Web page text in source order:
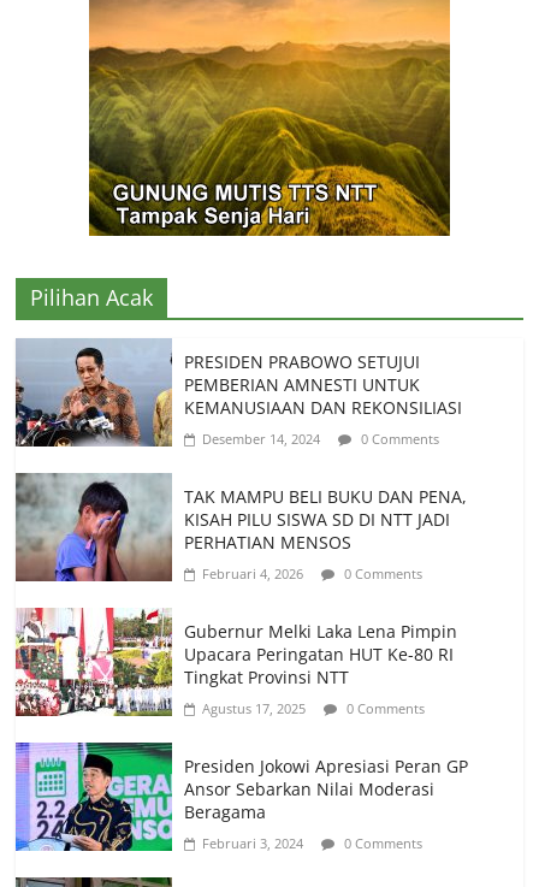
Pilihan Acak
PRESIDEN PRABOWO SETUJUI
PEMBERIAN AMNESTI UNTUK
KEMANUSIAAN DAN REKONSILIASI
Desember 14, 2024 0 Comments
TAK MAMPU BELI BUKU DAN PENA,
KISAH PILU SISWA SD DI NTT JADI
PERHATIAN MENSOS
Februari 4, 2026 0 Comments
Gubernur Melki Laka Lena Pimpin
Upacara Peringatan HUT Ke-80 RI
Tingkat Provinsi NTT
Agustus 17, 2025 0 Comments
Presiden Jokowi Apresiasi Peran GP
Ansor Sebarkan Nilai Moderasi
Beragama
Februari 3, 2024 0 Comments